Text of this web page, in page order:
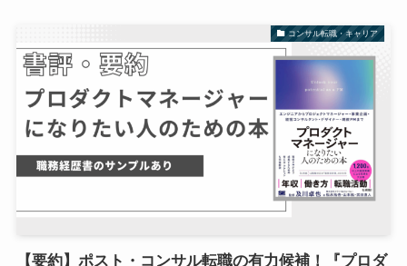
コンサル転職・キャリア
【要約】ポスト・コンサル転職の有力候補！『プロダ